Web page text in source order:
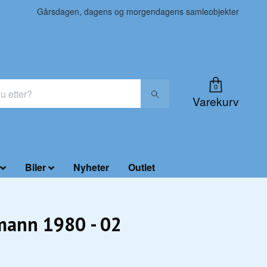
Gårsdagen, dagens og morgendagens samleobjekter
0
Varekurv
Biler Nyheter Outlet
1980 - 02